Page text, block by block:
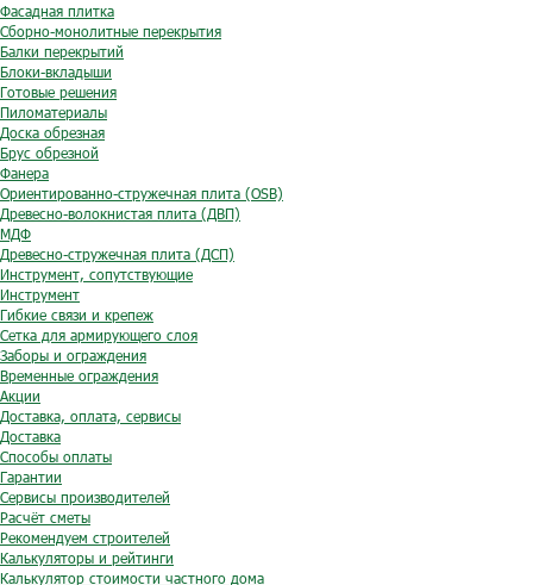
Фасадная плитка
Сборно-монолитные перекрытия
Балки перекрытий
Блоки-вкладыши
Готовые решения
Пиломатериалы
Доска обрезная
Брус обрезной
Фанера
Ориентированно-стружечная плита (OSB)
Древесно-волокнистая плита (ДВП)
МДФ
Древесно-стружечная плита (ДСП)
Инструмент, сопутствующие
Инструмент
Гибкие связи и крепеж
Сетка для армирующего слоя
Заборы и ограждения
Временные ограждения
Акции
Доставка, оплата, сервисы
Доставка
Способы оплаты
Гарантии
Сервисы производителей
Расчёт сметы
Рекомендуем строителей
Калькуляторы и рейтинги
Калькулятор стоимости частного дома